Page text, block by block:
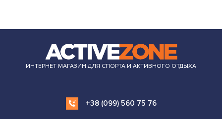
ИНТЕРНЕТ МАГАЗИН ДЛЯ СПОРТА И АКТИВНОГО ОТДЫХА
+38 (099) 560 75 76